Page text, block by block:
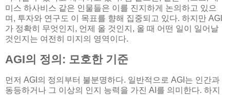
미스 하사비스 같은 인물들은 이를 진지하게 논의하고 있으
며, 투자와 연구도 이 목표를 향해 집중되고 있다. 하지만 AGI
가 정확히 무엇인지, 언제 올 것인지, 올 때 어떤 일이 일어날
것인지는 여전히 미지의 영역이다.
AGI의 정의: 모호한 기준
먼저 AGI의 정의부터 불분명하다. 일반적으로 AGI는 인간과
동등하거나 그 이상의 인지 능력을 가진 AI를 의미한다. 하지